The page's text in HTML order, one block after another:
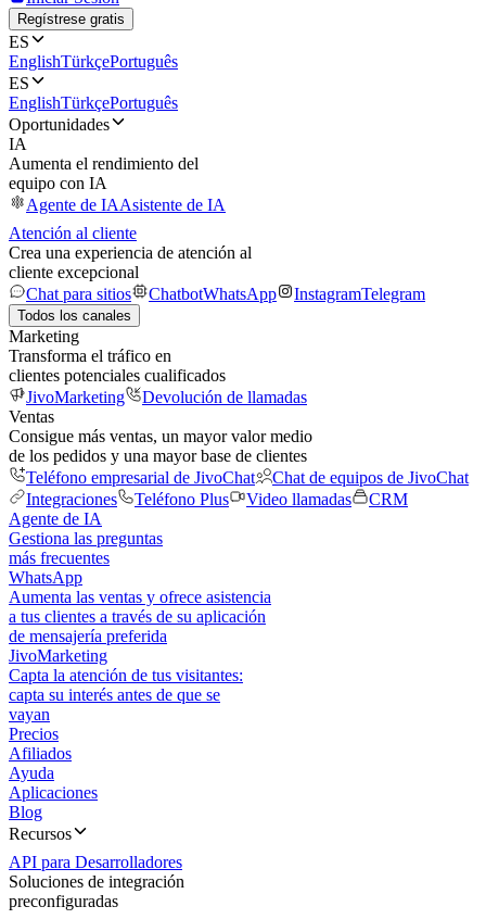
Regístrese gratis
ES
EnglishTürkçePortuguês
ES
EnglishTürkçePortuguês
Oportunidades
IA
Aumenta el rendimiento del
equipo con IA
Agente de IAAsistente de IA
Atención al cliente
Crea una experiencia de atención al
cliente excepcional
Chat para sitios
ChatbotWhatsApp InstagramTelegram
Todos los canales
Marketing
Transforma el tráfico en
clientes potenciales cualificados
JivoMarketing
Devolución de llamadas
Ventas
Consigue más ventas, un mayor valor medio
de los pedidos y una mayor base de clientes
Teléfono empresarial de JivoChat
Chat de equipos de JivoChat
Integraciones
Teléfono Plus Video llamadas
CRM
Agente de IA
Gestiona las preguntas
más frecuentes
WhatsApp
Aumenta las ventas y ofrece asistencia
a tus clientes a través de su aplicación
de mensajería preferida
JivoMarketing
Capta la atención de tus visitantes:
capta su interés antes de que se
vayan
Precios
Afiliados
Ayuda
Aplicaciones
Blog
Recursos
API para Desarrolladores
Soluciones de integración
preconfiguradas